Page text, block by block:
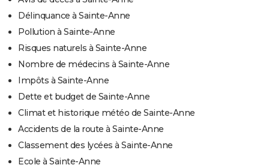
Délinquance à Sainte-Anne
Pollution à Sainte-Anne
Risques naturels à Sainte-Anne
Nombre de médecins à Sainte-Anne
Impôts à Sainte-Anne
Dette et budget de Sainte-Anne
Climat et historique météo de Sainte-Anne
Accidents de la route à Sainte-Anne
Classement des lycées à Sainte-Anne
Ecole à Sainte-Anne